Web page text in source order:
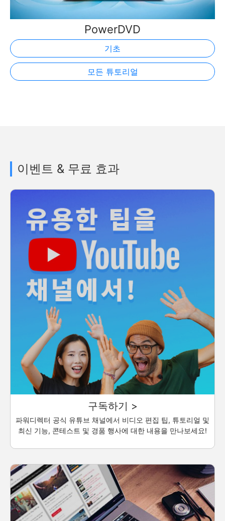
PowerDVD
기초
모든 튜토리얼
이벤트 & 무료 효과
구독하기 >
파워디렉터 공식 유튜브 채널에서 비디오 편집 팁, 튜토리얼 및
최신 기능, 콘테스트 및 경품 행사에 대한 내용을 만나보세요!